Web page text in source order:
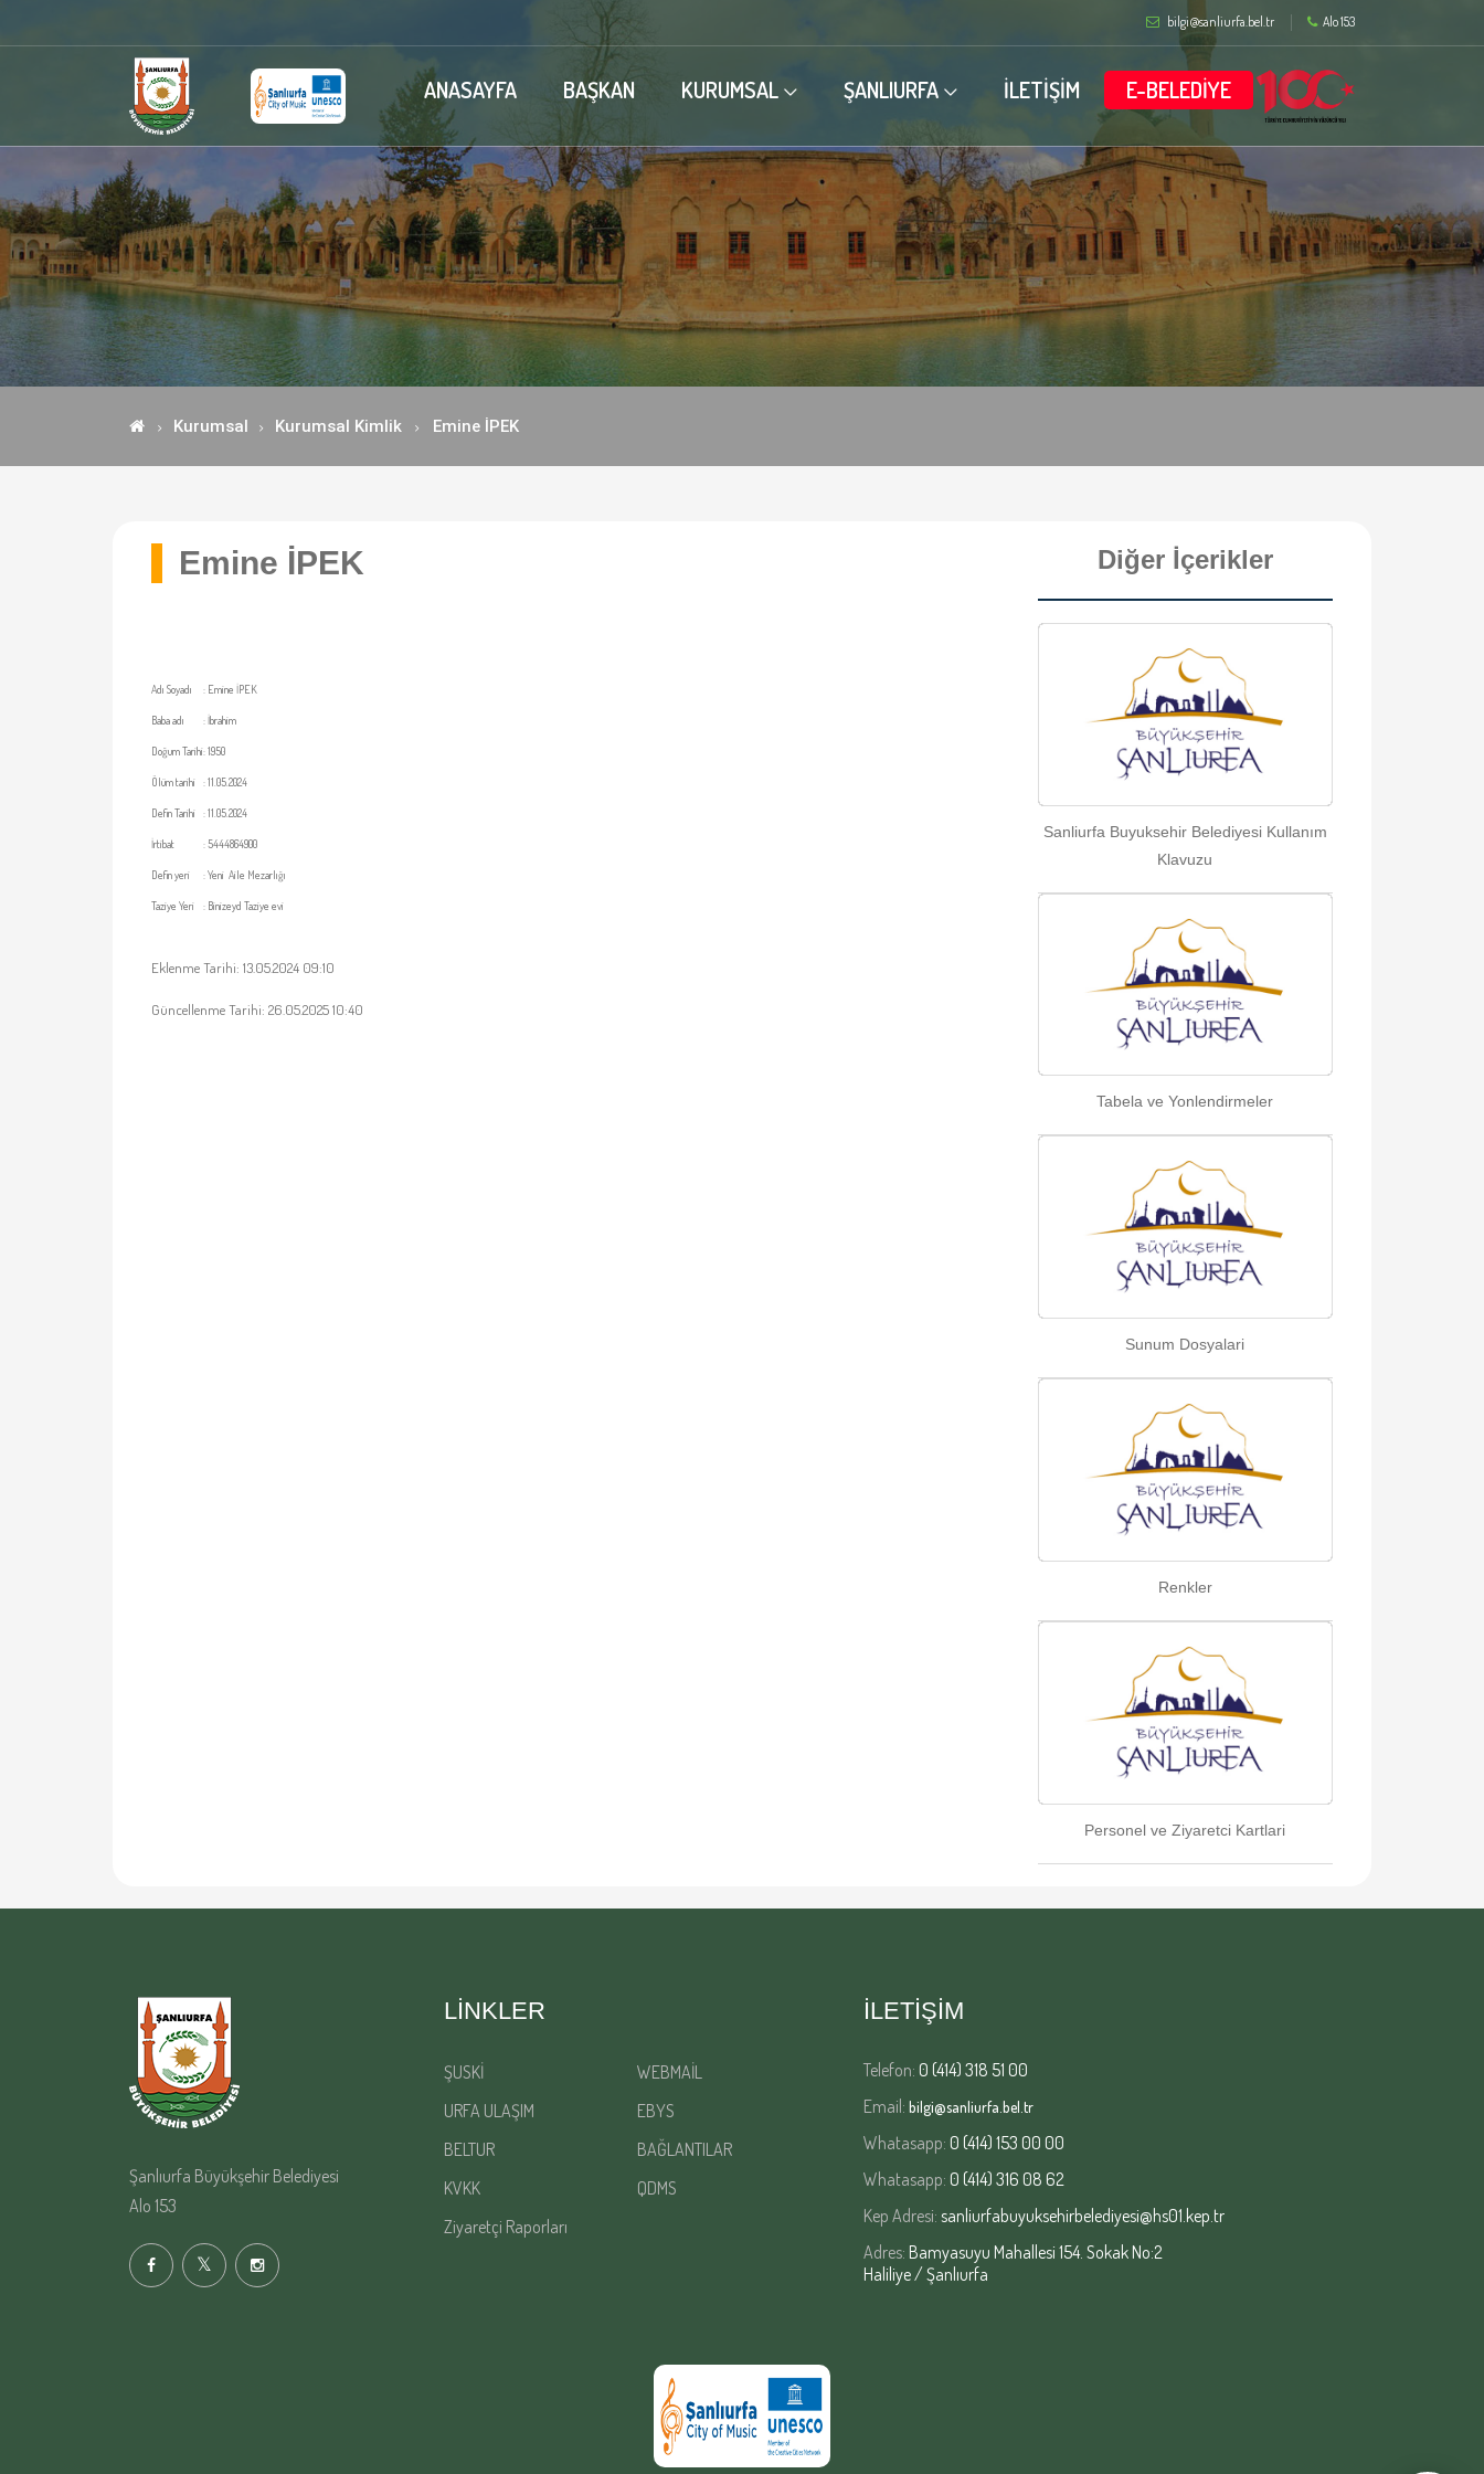
bilgi@sanliurfa.bel.tr Alo 153
ANASAYFA BAŞKAN KURUMSAL ŞANLIURFA İLETİŞİM E-BELEDİYE
Kurumsal Kurumsal Kimlik Emine İPEK
Emine İPEK
Adı Soyadı : Emine İPEK
Baba adı :İbrahim
Doğum Tarihi:1950
Ölüm tarihi :11.05.2024
Defin Tarihi :11.05.2024
İrtibat :5444864900
Defin yeri :Yeni Aile Mezarlığı
Taziye Yeri : Binizeyd Taziye evi
Eklenme Tarihi: 13.05.2024 09:10
Güncellenme Tarihi: 26.05.2025 10:40
Diğer İçerikler
Sanliurfa Buyuksehir Belediyesi Kullanım
Klavuzu
Tabela ve Yonlendirmeler
Sunum Dosyalari
Renkler
Personel ve Ziyaretci Kartlari
Şanlıurfa Büyükşehir Belediyesi
Alo 153
LINKLER
ŞUSKİ
WEBMAİL
URFA ULAŞIM
EBYS
BELTUR
BAĞLANTILAR
KVKK
QDMS
Ziyaretçi Raporları
İLETİŞİM
Telefon: 0 (414) 318 51 00
Email: bilgi@sanliurfa.bel.tr
Whatasapp: 0 (414) 153 00 00
Whatasapp: 0 (414) 316 08 62
Kep Adresi: sanliurfabuyuksehirbelediyesi@hs01.kep.tr
Adres: Bamyasuyu Mahallesi 154. Sokak No:2
Haliliye / Şanlıurfa